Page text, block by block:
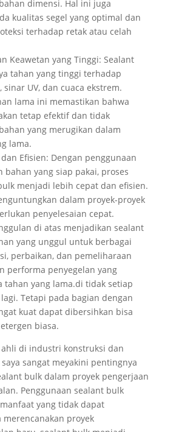
dimensi. Hal ini juga
kualitas segel yang optimal dan
terhadap retak atau celah
Keawetan yang Tinggi: Sealant
tahan yang tinggi terhadap
UV, dan cuaca ekstrem.
lama ini memastikan bahwa
tetap efektif dan tidak
yang merugikan dalam
lama.
Efisien: Dengan penggunaan
bahan yang siap pakai, proses
menjadi lebih cepat dan efisien.
dalam proyek-proyek
penyelesaian cepat.
di atas menjadikan sealant
yang unggul untuk berbagai
perbaikan, dan pemeliharaan
performa penyegelan yang
tahan yang lama.di tidak setiap
Tetapi pada bagian dengan
kuat dapat dibersihkan bisa
biasa.
ahli di industri konstruksi dan
sangat meyakini pentingnya
bulk dalam proyek pengerjaan
Penggunaan sealant bulk
yang tidak dapat
merencanakan proyek